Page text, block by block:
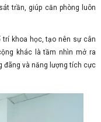
trần, giúp căn phòng luôn
trí khoa học, tạo nên sự cân
khác là tầm nhìn mở ra
đãng và năng lượng tích cực